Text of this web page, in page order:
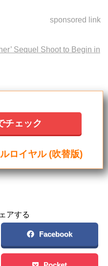
sponsored link
Sequel Shoot to Begin in
チェック
ロイヤル (吹替版)
アする
Facebook